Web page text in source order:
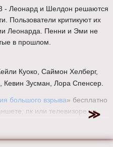
- Леонард и Шелдон решаются
Пользователи критикуют их
Леонарда. Пенни и Эми не
в прошлом.
Куоко, Саймон Хелберг,
Зусман, Лора Спенсер.
большого взрыва» бесплатно
пк или телевизоре на